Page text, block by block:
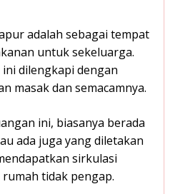
adalah sebagai tempat
untuk sekeluarga.
dilengkapi dengan
masak dan semacamnya.
ini, biasanya berada
ada juga yang diletakan
sirkulasi
tidak pengap.